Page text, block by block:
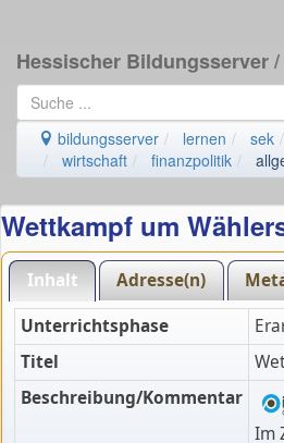
Hessischer Bildungsserver
bildungsserver lernen sek
wirtschaft
finanzpolitik
Wettkampf um
Inhalt Adresse(n)
Unterrichtsphase
Titel
Beschreibung/Kommentar
Im